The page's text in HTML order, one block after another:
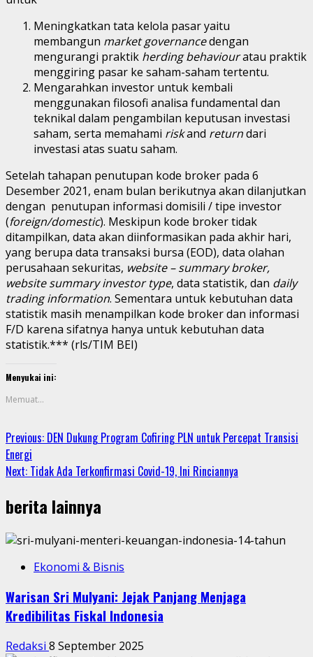
Meningkatkan tata kelola pasar yaitu
membangun market governancedengan
mengurangi praktik herding behaviouratau praktik
menggiring pasar ke saham-saham tertentu.
Mengarahkan investor untuk kembali
menggunakan filosofi analisa fundamental dan
teknikal dalam pengambilan keputusan investasi
saham, serta memahami riskand returndari
investasi atas suatu saham.
Setelah tahapan penutupan kode broker pada 6
Desember 2021, enam bulan berikutnya akan dilanjutkan
dengan penutupan informasi domisili / tipe investor
(foreign/domestic). Meskipun kode broker tidak
ditampilkan, data akan diinformasikan pada akhir hari,
yang berupa data transaksi bursa (EOD), data olahan
perusahaan sekuritas, website – summary broker,
website summary investor type, data statistik, dan daily
trading information. Sementara untuk kebutuhan data
statistik masih menampilkan kode broker dan informasi
F/D karena sifatnya hanya untuk kebutuhan data
statistik.*** (rls/TIM BEI)
Menyukai ini:
Memuat...
Continue
Reading
Previous: DEN Dukung Program Cofiring PLN untuk Percepat Transisi
Energi
Next: Tidak Ada Terkonfirmasi Covid-19, Ini Rinciannya
berita lainnya
Ekonomi & Bisnis
Warisan Sri Mulyani: Jejak Panjang Menjaga
Kredibilitas Fiskal Indonesia
Redaksi 8 September 2025